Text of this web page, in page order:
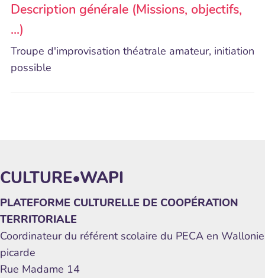
Description générale (Missions, objectifs,
...)
Troupe d'improvisation théatrale amateur, initiation
possible
CULTURE•WAPI
PLATEFORME CULTURELLE DE COOPÉRATION
TERRITORIALE
Coordinateur du référent scolaire du PECA en Wallonie
picarde
Rue Madame 14